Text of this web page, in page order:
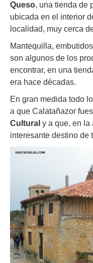
Queso, una tienda de
ubicada en el interior
localidad, muy cerca
Mantequilla,
son algunos de los
encontrar, en una
era hace décadas.
En gran medida todo
a que Calatañazor
Cultural y a que, en la
interesante destino de